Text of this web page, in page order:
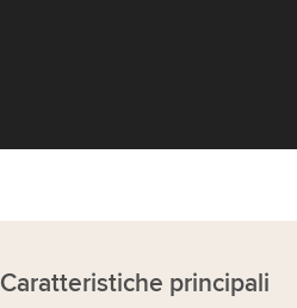
Caratteristiche principali